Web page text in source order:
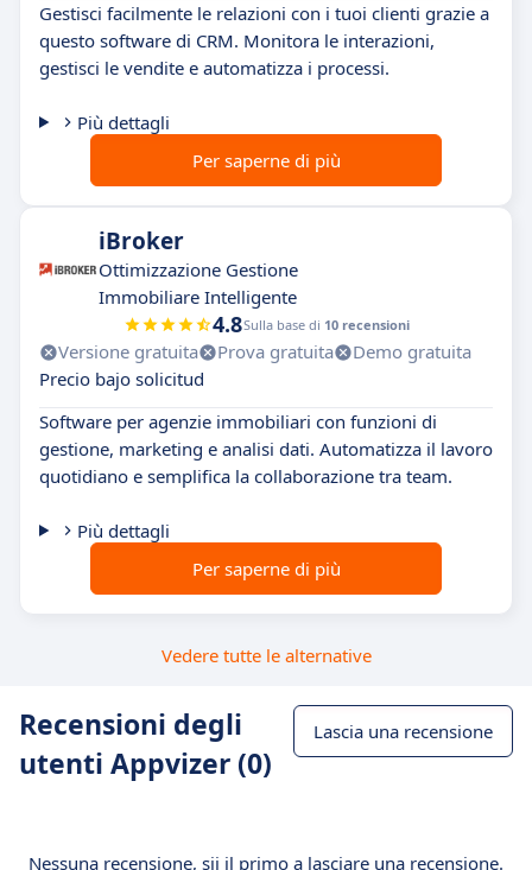
Gestisci facilmente le relazioni con i tuoi clienti grazie a
questo software di CRM. Monitora le interazioni,
gestisci le vendite e automatizza i processi.
Più dettagli
Per saperne di più
iBroker
Ottimizzazione Gestione
Immobiliare Intelligente
4.8Sulla base di 10 recensioni
Versione gratuita Prova gratuita
Demo gratuita
Precio bajo solicitud
Software per agenzie immobiliari con funzioni di
gestione, marketing e analisi dati. Automatizza il lavoro
quotidiano e semplifica la collaborazione tra team.
Più dettagli
Per saperne di più
Vedere tutte le alternative
Recensioni degli
utenti Appvizer (0)
Lascia una recensione
Nessuna recensione, sii il primo a lasciare una recensione.